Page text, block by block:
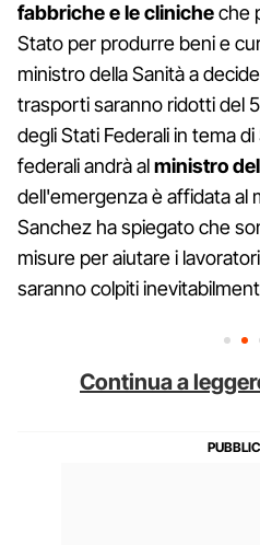
fabbriche e le clinicheche
Stato per produrre beni e
ministro della Sanità a
trasporti saranno ridotti del
degli Stati Federali in tema
federali andrà alministro
dell'emergenza è affidata al
Sanchez ha spiegato che
misure per aiutare i
saranno colpiti
Continua a